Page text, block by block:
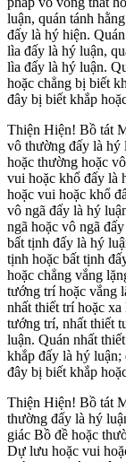
luận, quán tánh
đấy là hý hiện.
lìa đấy là hý luận,
lìa đấy là hý luận.
hoặc chẳng bị biết
đây bị biết khắp
Thiện Hiện! Bồ tát
vô thường đấy là hý
hoặc thường hoặc
vui hoặc khổ đấy là
hoặc vui hoặc khổ
vô ngã đấy là hý
ngã hoặc vô ngã
bất tịnh đấy là hý
tịnh hoặc bất tịnh
hoặc chẳng vắng
tướng trí hoặc vắng
nhất thiết trí hoặc
tướng trí, nhất thiết
luận. Quán nhất
khắp đấy là hý
đây bị biết khắp
Thiện Hiện! Bồ tát
thường đấy là hý
giác Bồ đề hoặc
Dự lưu hoặc vui